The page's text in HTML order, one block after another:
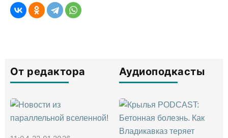
От редактора Аудиоподкасты